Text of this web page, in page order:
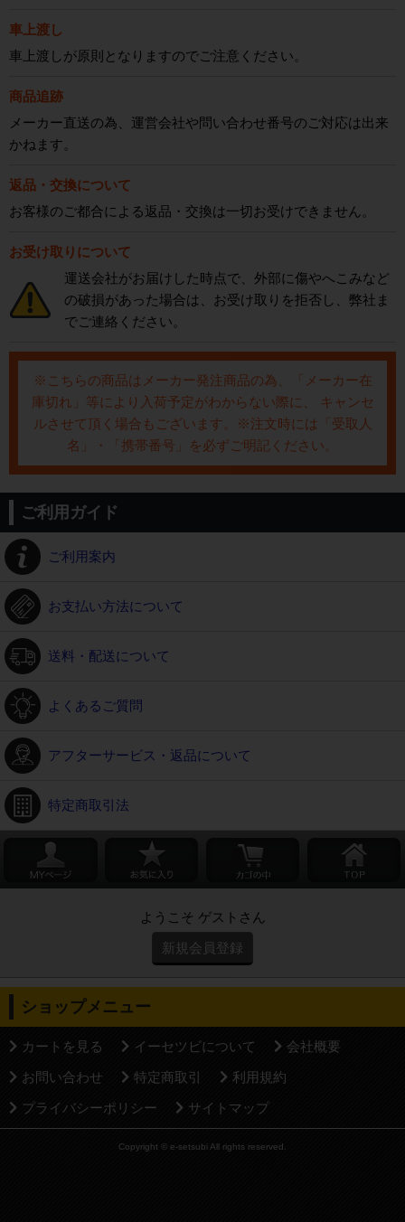
車上渡し
車上渡しが原則となりますのでご注意ください。
商品追跡
メーカー直送の為、運営会社や問い合わせ番号のご対応は出来
かねます。
返品・交換について
お客様のご都合による返品・交換は一切お受けできません。
お受け取りについて
運送会社がお届けした時点で、外部に傷やへこみなど
の破損があった場合は、お受け取りを拒否し、弊社ま
でご連絡ください。
※こちらの商品はメーカー発注商品の為、「メーカー在
庫切れ」等により入荷予定がわからない際に、 キャンセ
ルさせて頂く場合もございます。※注文時には「受取人
名」・「携帯番号」を必ずご明記ください。
ご利用ガイド
ご利用案内
お支払い方法について
送料・配送について
よくあるご質問
アフターサービス・返品について
特定商取引法
ようこそ ゲストさん
新規会員登録
ショップメニュー
カートを見る イーセツビについて
会社概要
お問い合わせ
特定商取引
利用規約
プライバシーポリシー
サイトマップ
Copyright © e-setsubi All rights reserved.